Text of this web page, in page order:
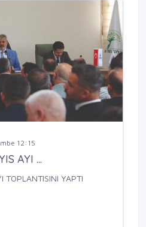
12:15
AYI ...
TOPLANTISINI YAPTI